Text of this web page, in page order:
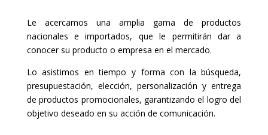
Le acercamos una amplia gama de productos
nacionales e importados, que le permitirán dar a
conocer su producto o empresa en el mercado.
Lo asistimos en tiempo y forma con la búsqueda,
presupuestación, elección, personalización y entrega
de productos promocionales, garantizando el logro del
objetivo deseado en su acción de comunicación.